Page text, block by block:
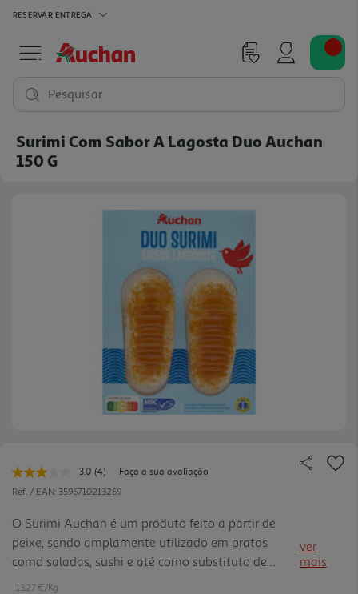
RESERVAR ENTREGA
Pesquisar
Surimi Com Sabor A Lagosta Duo Auchan
150 G
3.0 Leu
4
Link
para
a
mesma
página.
(4)
Faça a sua avaliação
Ref. / EAN: 3596710213269
O Surimi Auchan é um produto feito a partir de
peixe, sendo amplamente utilizado em pratos
como saladas, sushi e até como substituto de
carne de caranguejo.
ver
mais
13.27 €/Kg